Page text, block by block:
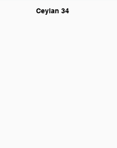
Ceylan 34